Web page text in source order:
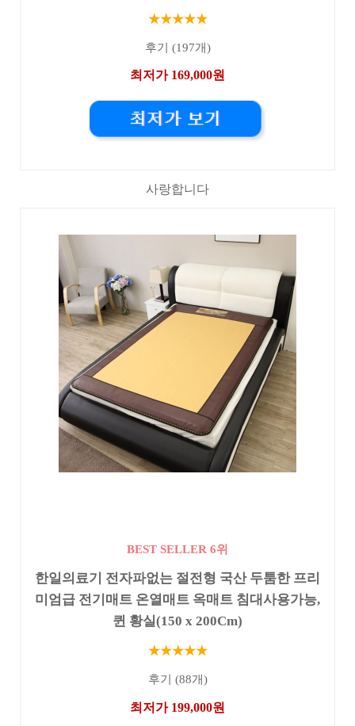
★★★★★
후기 (197개)
최저가 169,000원
사랑합니다
BEST SELLER 6위
한일의료기 전자파없는 절전형 국산 두툼한 프리
미엄급 전기매트 온열매트 옥매트 침대사용가능,
퀸 황실(150 x 200Cm)
★★★★★
후기 (88개)
최저가 199,000원